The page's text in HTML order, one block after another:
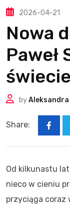
2026-04-21
Nowa
Paweł
byAleksandra
Share:
Od kilkunastu
nieco w cieniu
przyciąga coraz